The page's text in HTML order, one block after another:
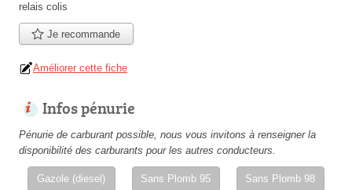
relais colis
Je recommande
Améliorer cette fiche
Infos pénurie
Pénurie de carburant possible, nous vous invitons à renseigner la
disponibilité des carburants pour les autres conducteurs.
Gazole (diesel) Sans Plomb 95 Sans Plomb 98